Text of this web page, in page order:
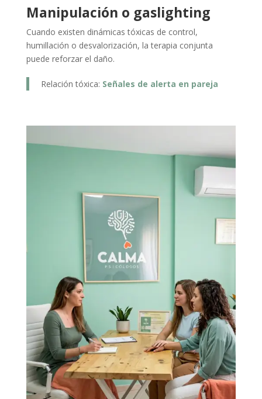
Manipulación o gaslighting
Cuando existen dinámicas tóxicas de control,
humillación o desvalorización, la terapia conjunta
puede reforzar el daño.
Relación tóxica: Señales de alerta en pareja